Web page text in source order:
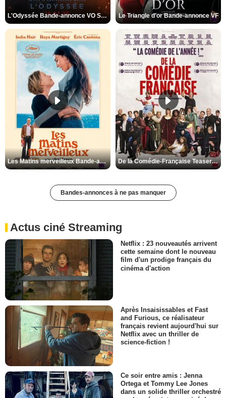
L'Odyssée Bande-annonce VO STFR Le Triangle d'or Bande-annonce VF
Les Matins merveilleux Bande-annonce VF De la Comédie-Française Teaser VF
Bandes-annonces à ne pas manquer
Actus ciné Streaming
Netflix : 23 nouveautés arrivent
cette semaine dont le nouveau
film d'un prodige français du
cinéma d'action
Après Insaisissables et Fast
and Furious, ce réalisateur
français revient aujourd'hui sur
Netflix avec un thriller de
science-fiction !
Ce soir entre amis : Jenna
Ortega et Tommy Lee Jones
dans un solide thriller orchestré